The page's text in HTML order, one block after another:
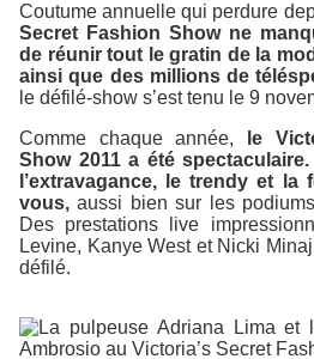
Coutume annuelle qui perdure
Secret Fashion Show ne
de réunir tout le gratin de la
ainsi que des millions de
le défilé-show s’est tenu le 9
Comme chaque année,
le
Show 2011 a été
l’extravagance, le trendy et la
vous, aussi bien sur les
Des prestations live
Levine, Kanye West et Nicki
défilé.